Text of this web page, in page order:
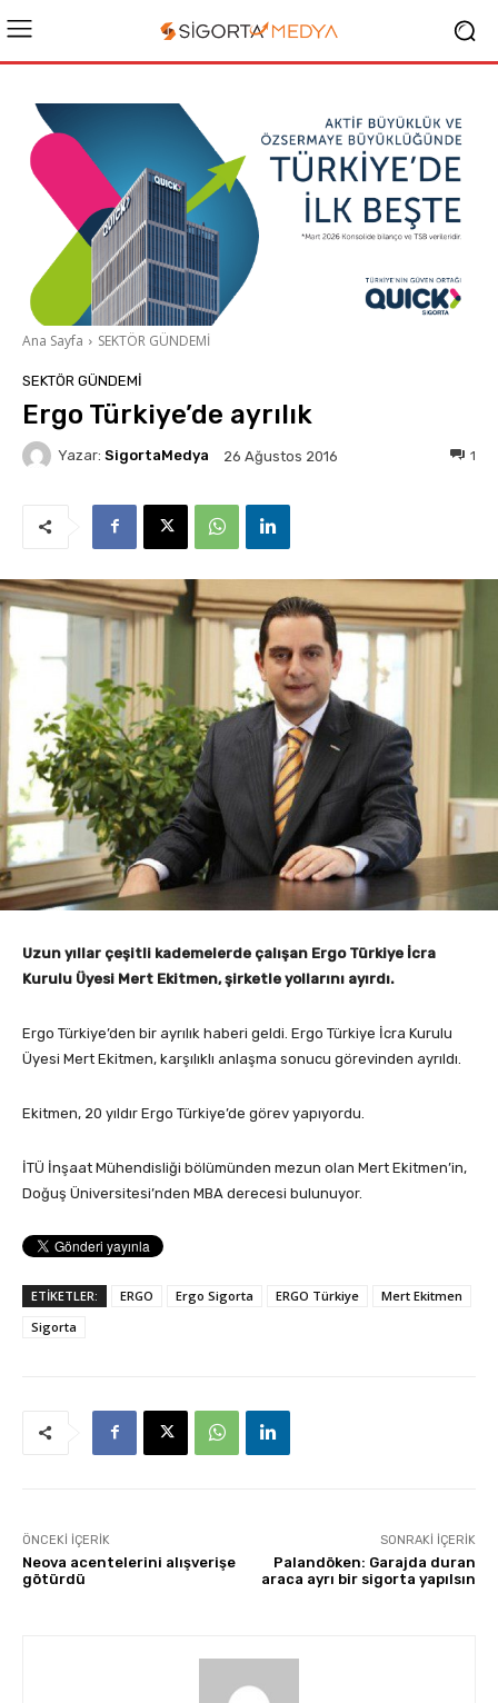
Ana Sayfa SEKTÖR GÜNDEMİ
SEKTÖR GÜNDEMİ
Ergo Türkiye’de ayrılık
Yazar: SigortaMedya 26 Ağustos 2016 1
Uzun yıllar çeşitli kademelerde çalışan Ergo Türkiye İcra
Kurulu Üyesi Mert Ekitmen, şirketle yollarını ayırdı.
Ergo Türkiye’den bir ayrılık haberi geldi. Ergo Türkiye İcra Kurulu
Üyesi Mert Ekitmen, karşılıklı anlaşma sonucu görevinden ayrıldı.
Ekitmen, 20 yıldır Ergo Türkiye’de görev yapıyordu.
İTÜ İnşaat Mühendisliği bölümünden mezun olan Mert Ekitmen’in,
Doğuş Üniversitesi’nden MBA derecesi bulunuyor.
ETİKETLER: ERGO Ergo Sigorta ERGO Türkiye
Mert Ekitmen
Sigorta
ÖNCEKI İÇERIK
Neova acentelerini alışverişe
götürdü
SONRAKI İÇERIK
Palandöken: Garajda duran
araca ayrı bir sigorta yapılsın